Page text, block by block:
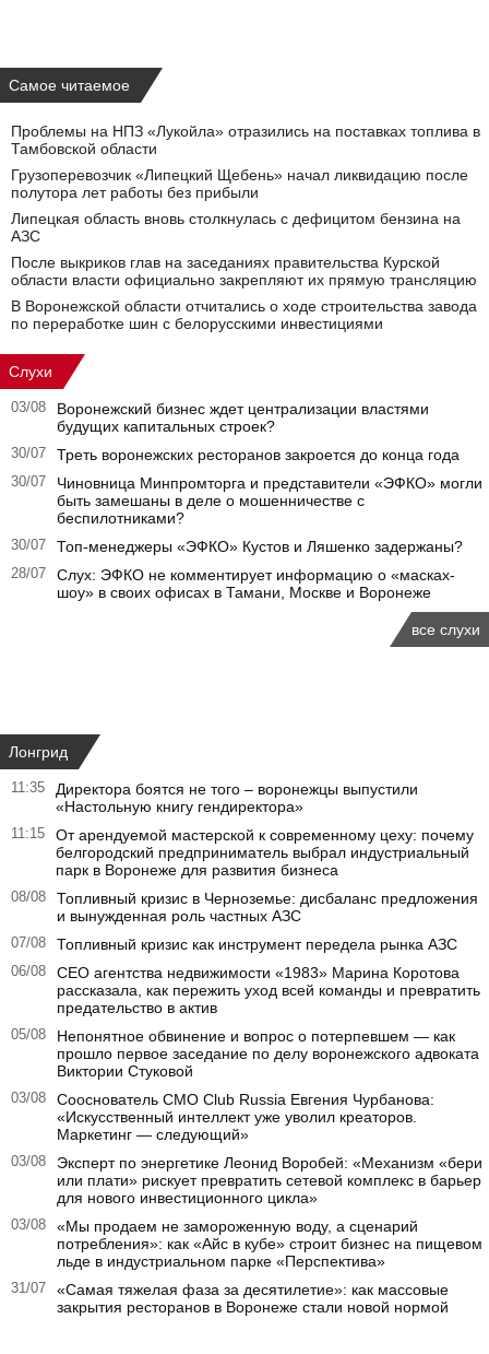
Самое читаемое
Проблемы на НПЗ «Лукойла» отразились на поставках топлива в
Тамбовской области
Грузоперевозчик «Липецкий Щебень» начал ликвидацию после
полутора лет работы без прибыли
Липецкая область вновь столкнулась с дефицитом бензина на
АЗС
После выкриков глав на заседаниях правительства Курской
области власти официально закрепляют их прямую трансляцию
В Воронежской области отчитались о ходе строительства завода
по переработке шин с белорусскими инвестициями
Слухи
03/08
Воронежский бизнес ждет централизации властями
будущих капитальных строек?
30/07 Треть воронежских ресторанов закроется до конца года
30/07
Чиновница Минпромторга и представители «ЭФКО» могли
быть замешаны в деле о мошенничестве с
беспилотниками?
30/07 Топ-менеджеры «ЭФКО» Кустов и Ляшенко задержаны?
28/07
Слух: ЭФКО не комментирует информацию о «масках-
шоу» в своих офисах в Тамани, Москве и Воронеже
все слухи
Лонгрид
11:35
Директора боятся не того – воронежцы выпустили
«Настольную книгу гендиректора»
11:15
От арендуемой мастерской к современному цеху: почему
белгородский предприниматель выбрал индустриальный
парк в Воронеже для развития бизнеса
08/08
Топливный кризис в Черноземье: дисбаланс предложения
и вынужденная роль частных АЗС
07/08 Топливный кризис как инструмент передела рынка АЗС
06/08
CEO агентства недвижимости «1983» Марина Коротова
рассказала, как пережить уход всей команды и превратить
предательство в актив
05/08
Непонятное обвинение и вопрос о потерпевшем — как
прошло первое заседание по делу воронежского адвоката
Виктории Стуковой
03/08
Сооснователь CMO Club Russia Евгения Чурбанова:
«Искусственный интеллект уже уволил креаторов.
Маркетинг — следующий»
03/08
Эксперт по энергетике Леонид Воробей: «Механизм «бери
или плати» рискует превратить сетевой комплекс в барьер
для нового инвестиционного цикла»
03/08
«Мы продаем не замороженную воду, а сценарий
потребления»: как «Айс в кубе» строит бизнес на пищевом
льде в индустриальном парке «Перспектива»
31/07
«Самая тяжелая фаза за десятилетие»: как массовые
закрытия ресторанов в Воронеже стали новой нормой